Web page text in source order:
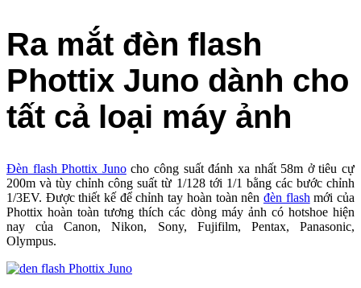
Ra mắt đèn flash
Phottix Juno dành cho
tất cả loại máy ảnh
Đèn flash Phottix Junocho công suất đánh xa nhất 58m ở tiêu cự
200m và tùy chỉnh công suất từ 1/128 tới 1/1 bằng các bước chỉnh
1/3EV. Được thiết kế để chỉnh tay hoàn toàn nên đèn flash mới của
Phottix hoàn toàn tương thích các dòng máy ảnh có hotshoe hiện
nay của Canon, Nikon, Sony, Fujifilm, Pentax, Panasonic,
Olympus.